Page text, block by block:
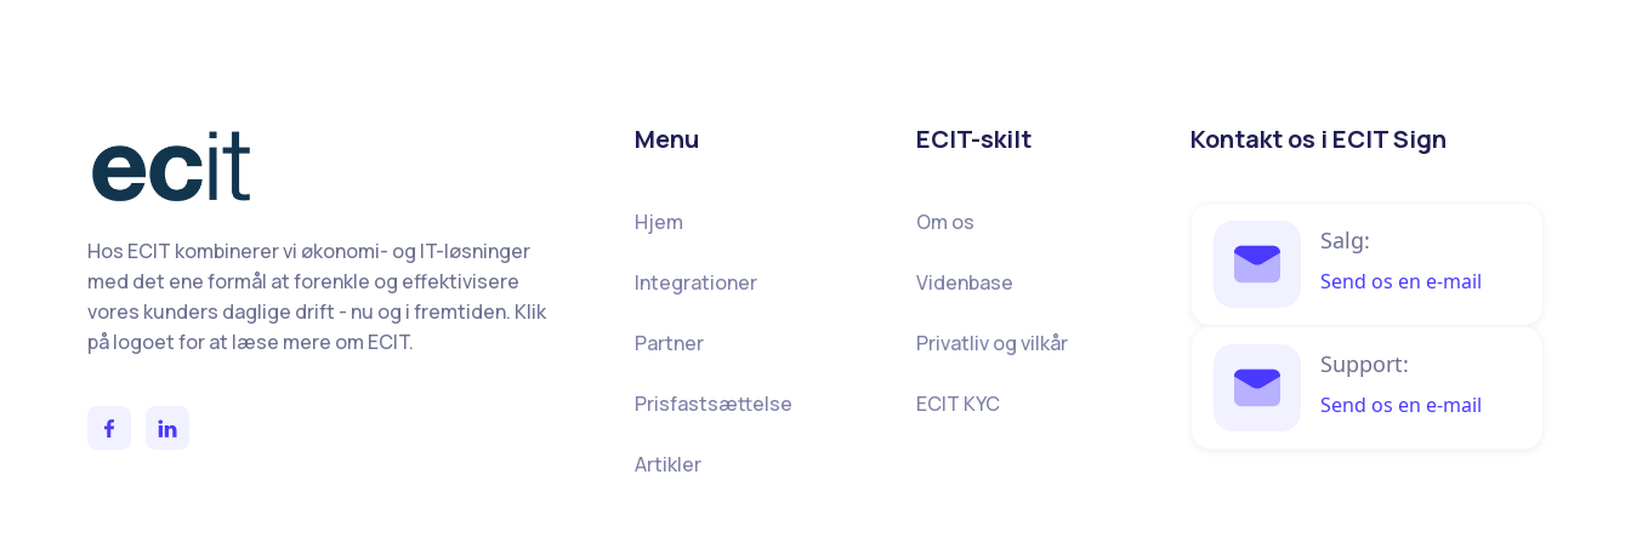
Hos ECIT kombinerer vi økonomi- og IT-løsninger
med det ene formål at forenkle og effektivisere
vores kunders daglige drift - nu og i fremtiden. Klik
på logoet for at læse mere om ECIT.
Menu
Hjem
Integrationer
Partner
Prisfastsættelse
Artikler
ECIT-skilt
Om os
Videnbase
Privatliv og vilkår
ECIT KYC
Kontakt os i ECIT Sign
Salg:
Send os en e-mail
Support:
Send os en e-mail